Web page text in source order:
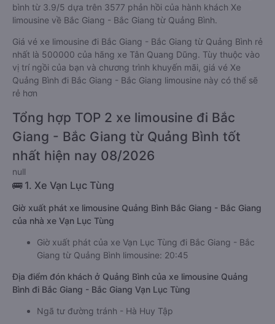
bình từ 3.9/5 dựa trên 3577 phản hồi của hành khách Xe
limousine về Bắc Giang - Bắc Giang từ Quảng Bình.
Giá vé xe limousine đi Bắc Giang - Bắc Giang từ Quảng Bình rẻ
nhất là 500000 của hãng xe Tân Quang Dũng. Tùy thuộc vào
vị trí ngồi của bạn và chương trình khuyến mãi, giá vé Xe
Quảng Bình đi Bắc Giang - Bắc Giang limousine này có thể sẽ
rẻ hơn
Tổng hợp TOP 2 xe limousine đi Bắc
Giang - Bắc Giang từ Quảng Bình tốt
nhất hiện nay 08/2026
null
🚌 1. Xe Vạn Lục Tùng
Giờ xuất phát xe limousine Quảng Bình Bắc Giang - Bắc Giang
của nhà xe Vạn Lục Tùng
Giờ xuất phát của xe Vạn Lục Tùng đi Bắc Giang - Bắc
Giang từ Quảng Bình limousine: 20:45
Địa điểm đón khách ở Quảng Bình của xe limousine Quảng
Bình đi Bắc Giang - Bắc Giang Vạn Lục Tùng
Ngã tư đường tránh - Hà Huy Tập